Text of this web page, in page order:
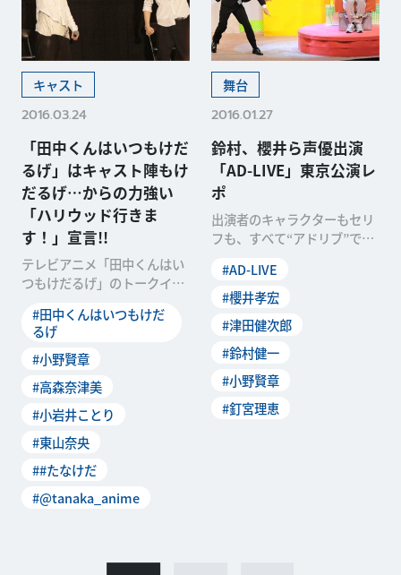
キャスト
2016.03.24
「田中くんはいつもけだ
るげ」はキャスト陣もけ
だるげ…からの力強い
「ハリウッド行きま
す！」宣言!!
テレビアニメ「田中くんはい
つもけだるげ」のトークイベ
月20日(日)、新宿ピ
#田中くんはいつもけだ
るげ
#小野賢章
#高森奈津美
#小岩井ことり
#東山奈央
##たなけだ
#@tanaka_anime
舞台
2016.01.27
鈴村、櫻井ら声優出演
「AD-LIVE」東京公演レ
ポ
出演者のキャラクターもセリ
フも、すべて“アドリブ”で紡
IVE(アドリ
#AD-LIVE
#櫻井孝宏
#津田健次郎
#鈴村健一
#小野賢章
#釘宮理恵